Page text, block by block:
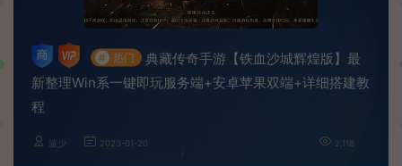
# 热门
典藏传奇手游【铁血沙城辉煌版】最
新整理Win系一键即玩服务端+安卓苹果双端+详细搭建教
程
波少 2023-01-20 2,118